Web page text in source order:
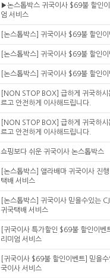
▶논스톱박스 귀국이사 $69불 할인
엄 서비스
[논스톱박스] 귀국이사 $69불 할인
[논스톱박스] 귀국이사 $69불 할인
[논스톱박스] 귀국이사 $69불 할인
[NON STOP BOX] 급하게 귀국하
르고 안전하게 이사해드립니다.
[NON STOP BOX] 급하게 귀국하
르고 안전하게 이사해드립니다.
쇼핑보다 쉬운 귀국이사 논스톱박스
[논스톱박스] 앨라배마 귀국이사 진
택배 서비스
[논스톱박스] 귀국이사 믿을수있는
귀국택배 서비스
[귀국이사 특가할인 $69불 할인이
리미엄 서비스
[귀국이사 $69불 할인이벤트] 믿을
국이사 서비스